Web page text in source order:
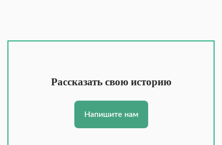
Рассказать свою историю
Напишите нам